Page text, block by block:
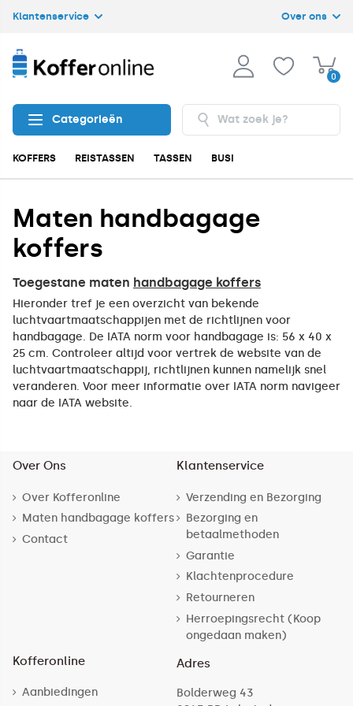
Klantenservice Over ons
0
Categorieën
KOFFERS REISTASSEN TASSEN BUSINESS
Maten handbagage
koffers
Toegestane maten handbagage koffers
Hieronder tref je een overzicht van bekende
luchtvaartmaatschappijen met de richtlijnen voor
handbagage. De IATA norm voor handbagage is: 56 x 40 x
25 cm. Controleer altijd voor vertrek de website van de
luchtvaartmaatschappij, richtlijnen kunnen namelijk snel
veranderen. Voor meer informatie over IATA norm navigeer
naar de IATA website.
Over Ons
Over Kofferonline
Maten handbagage koffers
Contact
Klantenservice
Verzending en Bezorging
Bezorging en
betaalmethoden
Garantie
Klachtenprocedure
Retourneren
Herroepingsrecht (Koop
ongedaan maken)
Kofferonline
Aanbiedingen
Adres
Bolderweg 43